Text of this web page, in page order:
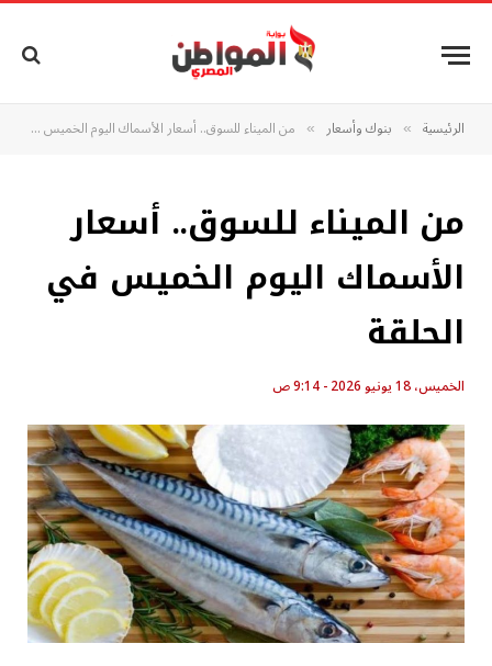
الرئيسية » بنوك وأسعار » من الميناء للسوق.. أسعار الأسماك اليوم الخميس في الحلقة
من الميناء للسوق.. أسعار
الأسماك اليوم الخميس في
الحلقة
الخميس، 18 يونيو 2026 - 9:14 ص